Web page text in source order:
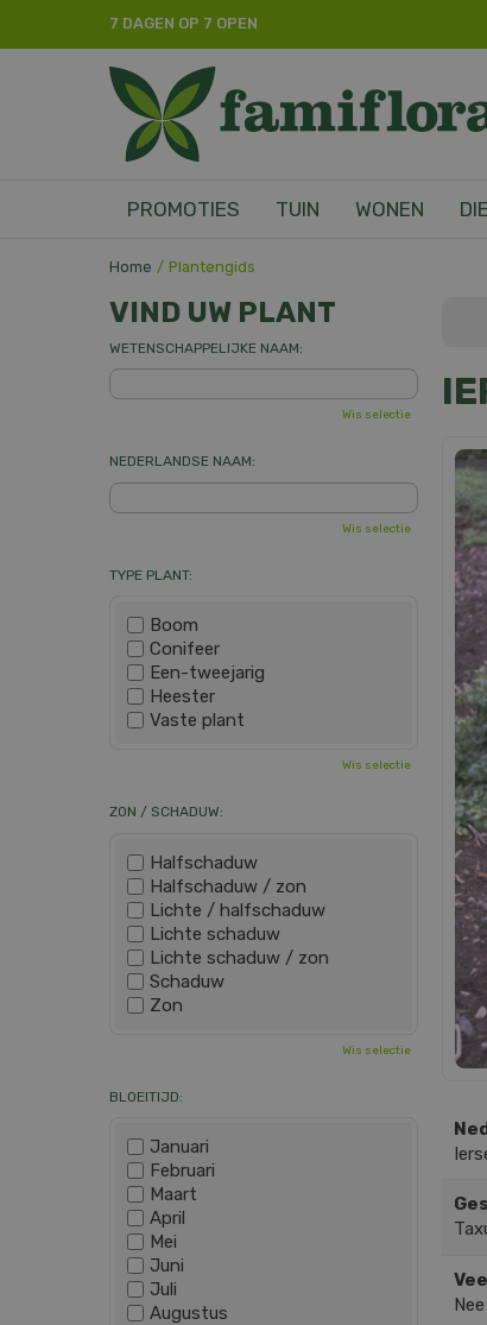
Home Plantengids
7 DAGEN OP 7 OPEN
PROMOTIES TUIN WONEN
Nee
VIND UW PLANT
WETENSCHAPPELIJKE NAAM:
Wis selectie
NEDERLANDSE NAAM:
Wis selectie
TYPE PLANT:
Boom
Conifeer
Een-tweejarig
Heester
Vaste plant
Wis selectie
ZON / SCHADUW:
Halfschaduw
Halfschaduw / zon
Lichte / halfschaduw
Lichte schaduw
Lichte schaduw / zon
Schaduw
Zon
Wis selectie
BLOEITIJD:
Januari
Februari
Maart
April
Mei
Juni
Juli
Augustus